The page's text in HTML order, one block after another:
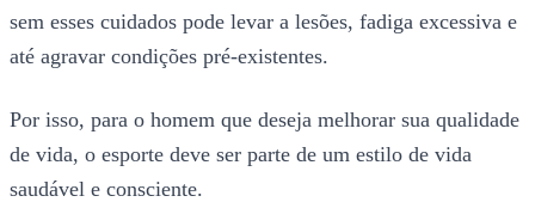
sem esses cuidados pode levar a lesões, fadiga excessiva e
até agravar condições pré-existentes.
Por isso, para o homem que deseja melhorar sua qualidade
de vida, o esporte deve ser parte de um estilo de vida
saudável e consciente.